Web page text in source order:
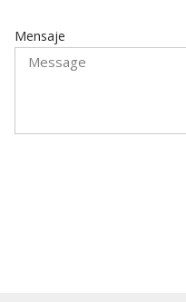
Mensaje